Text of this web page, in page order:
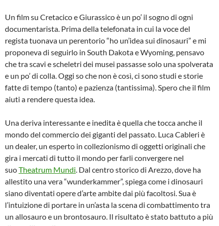
Un film su Cretacico e Giurassico è un po’ il sogno di ogni
documentarista. Prima della telefonata in cui la voce del
regista tuonava un perentorio “ho un’idea sui dinosauri” e mi
proponeva di seguirlo in South Dakota e Wyoming, pensavo
che tra scavi e scheletri dei musei passasse solo una spolverata
e un po’ di colla. Oggi so che non è così, ci sono studi e storie
fatte di tempo (tanto) e pazienza (tantissima). Spero che il film
aiuti a rendere questa idea.
Una deriva interessante e inedita è quella che tocca anche il
mondo del commercio dei giganti del passato. Luca Cableri è
un dealer, un esperto in collezionismo di oggetti originali che
gira i mercati di tutto il mondo per farli convergere nel
suoTheatrum Mundi. Dal centro storico di Arezzo, dove ha
allestito una vera “wunderkammer”, spiega come i dinosauri
siano diventati opere d’arte ambite dai più facoltosi. Sua è
l’intuizione di portare in un’asta la scena di combattimento tra
un allosauro e un brontosauro. Il risultato è stato battuto a più